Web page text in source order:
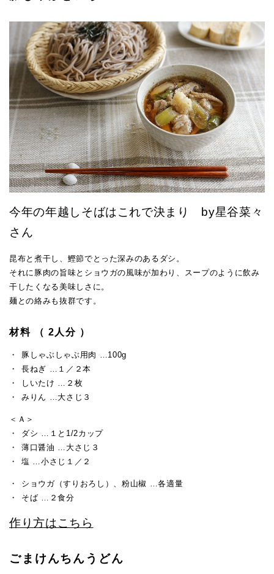
今年の年越しそばはこれで決まり by星谷菜々
さん
昆布と煮干し、鰹節でとった深みのあるダシ。
それに豚肉の旨味とショウガの風味が加わり、スープのように飲み
干したくなる美味しさに。
麺との絡みも抜群です。
材料 （ 2人分 ）
豚しゃぶしゃぶ用肉 …100g
長ねぎ …１／２本
しいたけ …２枚
みりん …大さじ３
＜Ａ＞
ダシ …１と1/2カップ
薄口醤油 …大さじ３
塩 …小さじ１／２
ショウガ（すりおろし）、粉山椒 …各適量
そば …２食分
作り方はこちら
ごまけんちんうどん